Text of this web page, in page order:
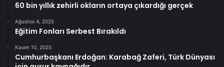
60 bin yıllık zehirli okların ortaya çıkardığı gerçek
Ağustos 4, 2025
Eğitim Fonları Serbest Bırakıldı
Kasım 10, 2025
Cumhurbaşkanı Erdoğan: Karabağ Zaferi, Türk Dünyası